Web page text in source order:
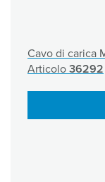
Cavo di carica
Articolo 36292